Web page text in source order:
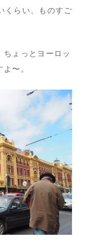
くらい、ものすご
ょっとヨーロッ
〜。